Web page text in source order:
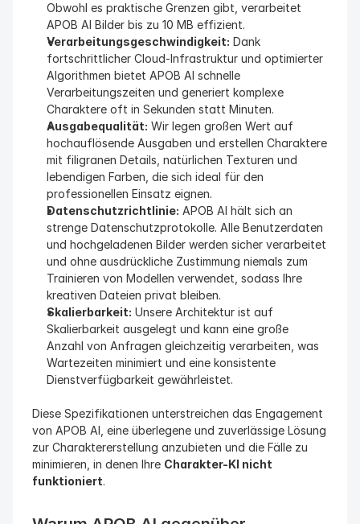
Obwohl es praktische Grenzen gibt, verarbeitet
APOB AI Bilder bis zu 10 MB effizient.
Verarbeitungsgeschwindigkeit: Dank
fortschrittlicher Cloud-Infrastruktur und optimierter
Algorithmen bietet APOB AI schnelle
Verarbeitungszeiten und generiert komplexe
Charaktere oft in Sekunden statt Minuten.
Ausgabequalität: Wir legen großen Wert auf
hochauflösende Ausgaben und erstellen Charaktere
mit filigranen Details, natürlichen Texturen und
lebendigen Farben, die sich ideal für den
professionellen Einsatz eignen.
Datenschutzrichtlinie: APOB AI hält sich an
strenge Datenschutzprotokolle. Alle Benutzerdaten
und hochgeladenen Bilder werden sicher verarbeitet
und ohne ausdrückliche Zustimmung niemals zum
Trainieren von Modellen verwendet, sodass Ihre
kreativen Dateien privat bleiben.
Skalierbarkeit: Unsere Architektur ist auf
Skalierbarkeit ausgelegt und kann eine große
Anzahl von Anfragen gleichzeitig verarbeiten, was
Wartezeiten minimiert und eine konsistente
Dienstverfügbarkeit gewährleistet.
Diese Spezifikationen unterstreichen das Engagement
von APOB AI, eine überlegene und zuverlässige Lösung
zur Charaktererstellung anzubieten und die Fälle zu
minimieren, in denen Ihre Charakter-KI nicht
funktioniert.